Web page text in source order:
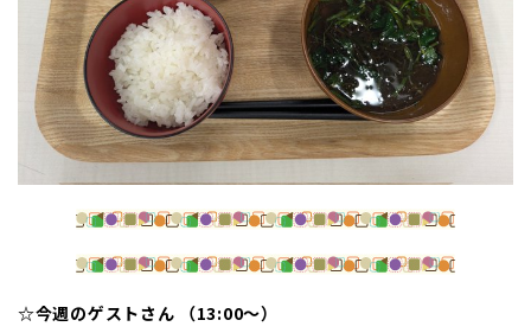
☆今週のゲストさん （13:00～）